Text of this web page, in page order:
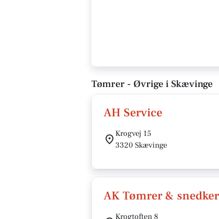
Tømrer - Øvrige i Skævinge
AH Service
Krogvej 15
3320 Skævinge
AK Tømrer & snedker
Krogtoften 8